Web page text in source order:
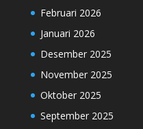
Februari 2026
Januari 2026
Desember 2025
November 2025
Oktober 2025
September 2025